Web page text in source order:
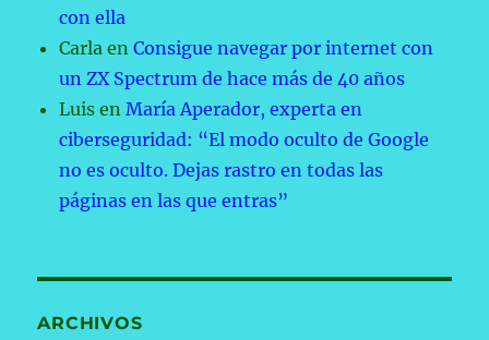
con ella
Carla enConsigue navegar por internet con
un ZX Spectrum de hace más de 40 años
Luis enMaría Aperador, experta en
ciberseguridad: “El modo oculto de Google
no es oculto. Dejas rastro en todas las
páginas en las que entras”
ARCHIVOS